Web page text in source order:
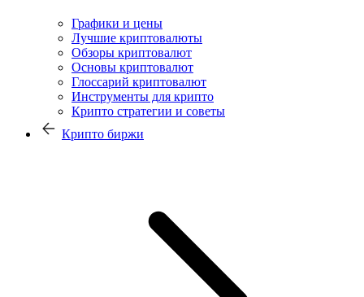
Графики и цены
Лучшие криптовалюты
Обзоры криптовалют
Основы криптовалют
Глоссарий криптовалют
Инструменты для крипто
Крипто стратегии и советы
Крипто биржи